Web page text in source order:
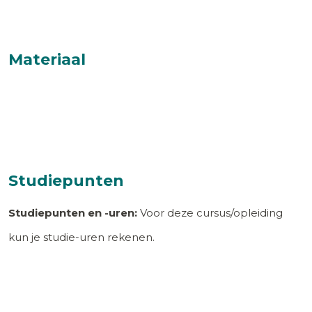
Materiaal
Studiepunten
Studiepunten en -uren: Voor deze cursus/opleiding
kun je studie-uren rekenen.